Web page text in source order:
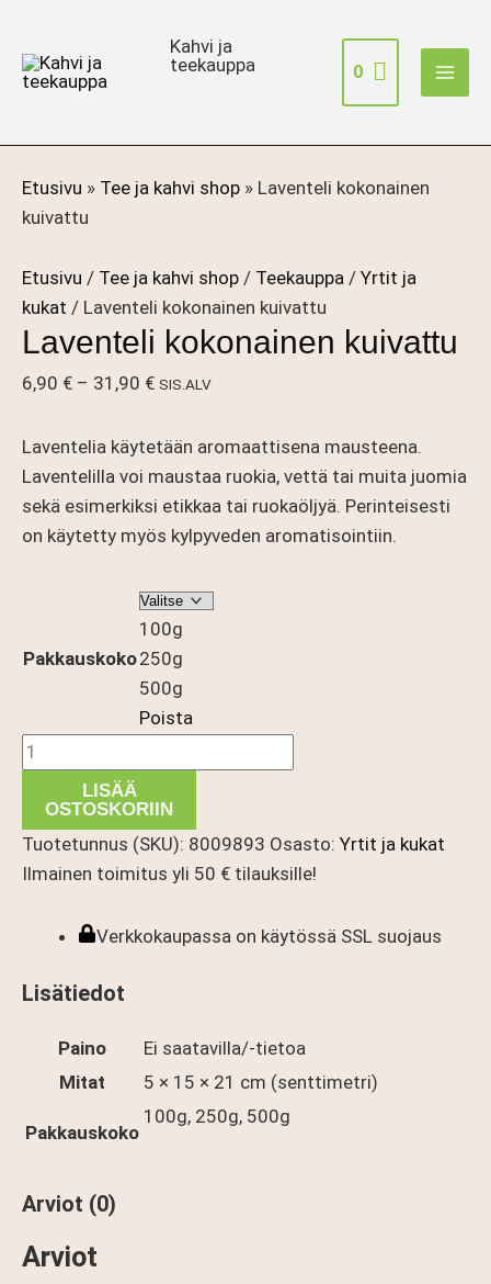
Kahvi ja
teekauppa
0
Etusivu » Tee ja kahvi shop » Laventeli kokonainen
kuivattu
Etusivu / Tee ja kahvi shop / Teekauppa / Yrtit ja
kukat / Laventeli kokonainen kuivattu
Laventeli kokonainen kuivattu
6,90 € – 31,90 €Hintaluokka:
-
31,90 €
SIS.ALV
Laventelia käytetään aromaattisena mausteena.
Laventelilla voi maustaa ruokia, vettä tai muita juomia
sekä esimerkiksi etikkaa tai ruokaöljyä. Perinteisesti
on käytetty myös kylpyveden aromatisointiin.
Pakkauskoko
100g
250g
500g
Poista
Laventeli
kokonainen
kuivattu
määrä
LISÄÄ
OSTOSKORIIN
Tuotetunnus (SKU): 8009893 Osasto: Yrtit ja kukat
Ilmainen toimitus yli 50 € tilauksille!
Verkkokaupassa on käytössä SSL suojaus
Lisätiedot
Paino
Ei saatavilla/-tietoa
Mitat
5 × 15 × 21 cm (senttimetri)
Pakkauskoko
100g, 250g, 500g
Arviot (0)
Arviot